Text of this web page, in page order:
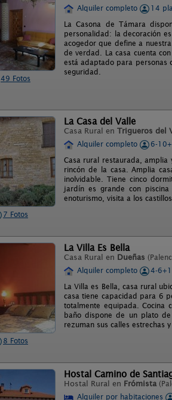
49 Fotos
Alquiler completo
14
La Casona de Támara
personalidad: la decoración
acogedor que define a
de verdad. La casa cuenta
está adaptado para personas
seguridad.
7 Fotos
La Casa del Valle
Casa Rural en Trigueros del
Alquiler completo
6-
Casa rural restaurada, amplia
rincón de la casa. Amplia
inolvidable. Tiene cinco
jardín es grande con
enoturismo, visita a los
8 Fotos
La Villa Es Bella
Casa Rural en Dueñas
Alquiler completo
4-
La Villa es Bella, casa rural
casa tiene capacidad para 6
totalmente equipada. Cocina
baño dispone de un plato
rezuman sus calles estrechas
Hostal Camino de
Hostal Rural en Frómista
Alquiler por habitaciones